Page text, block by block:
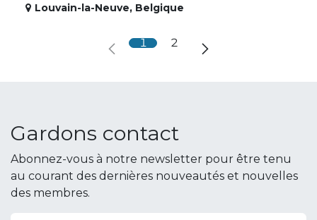
Louvain-la-Neuve, Belgique
1 2
Gardons contact
Abonnez-vous à notre newsletter pour être tenu
au courant des dernières nouveautés et nouvelles
des membres.